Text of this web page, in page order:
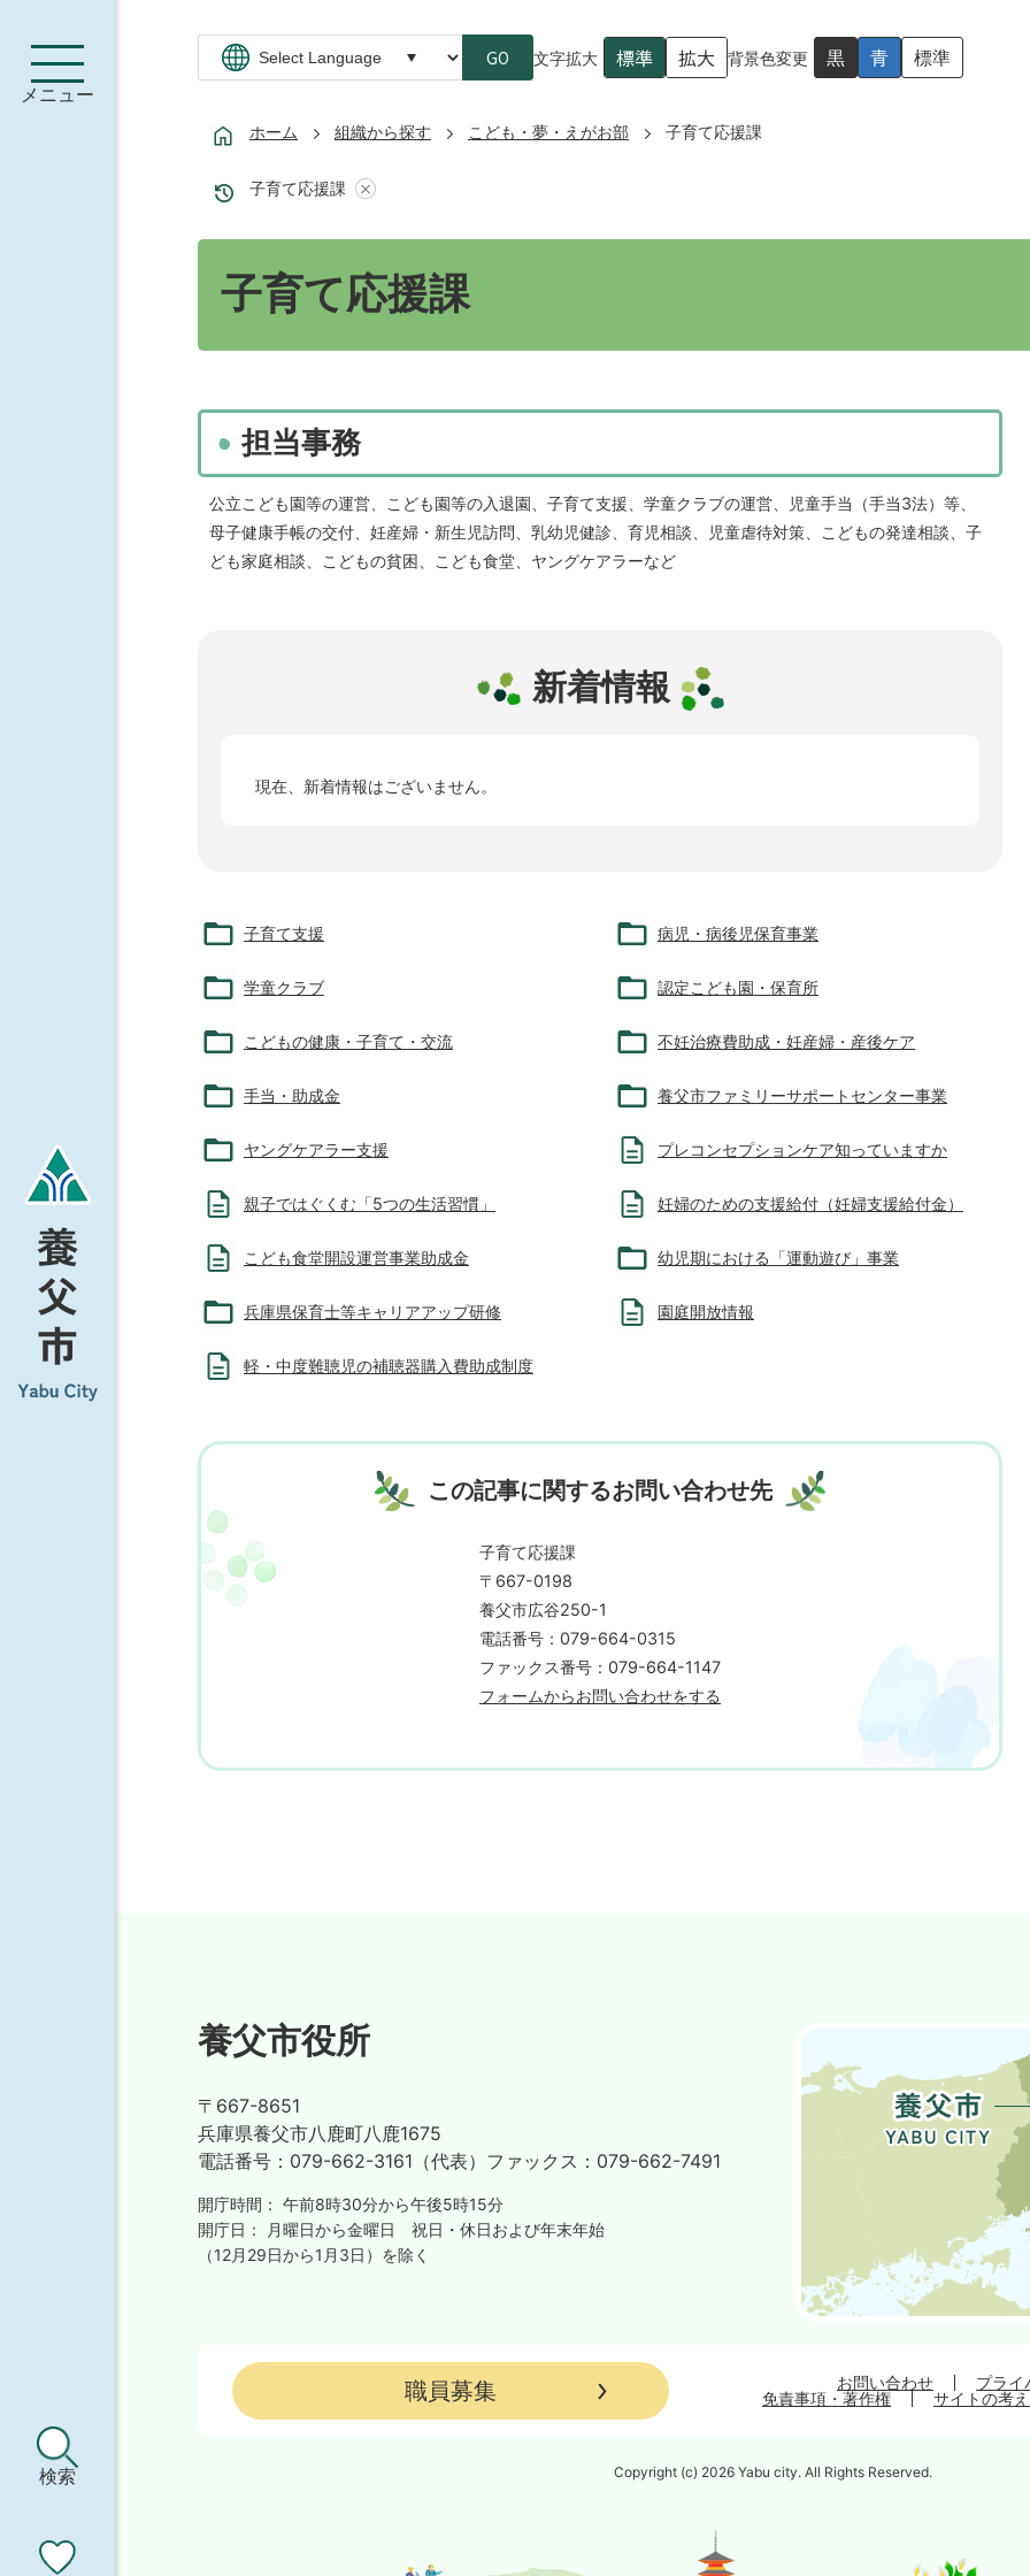
メニュー
検索
GO 文字拡大 標準 拡大 背景色変更 黒 青 標準
ホーム 組織から探す こども・夢・えがお部 子育て応援課
子育て応援課
子育て応援課
担当事務
公立こども園等の運営、こども園等の入退園、子育て支援、学童クラブの運営、児童手当（手当3法）等、
母子健康手帳の交付、妊産婦・新生児訪問、乳幼児健診、育児相談、児童虐待対策、こどもの発達相談、子
ども家庭相談、こどもの貧困、こども食堂、ヤングケアラーなど
新着情報
現在、新着情報はございません。
子育て支援 病児・病後児保育事業
学童クラブ 認定こども園・保育所
こどもの健康・子育て・交流 不妊治療費助成・妊産婦・産後ケア
手当・助成金 養父市ファミリーサポートセンター事業
ヤングケアラー支援 プレコンセプションケア知っていますか
親子ではぐくむ「5つの生活習慣」 妊婦のための支援給付（妊婦支援給付金）
こども食堂開設運営事業助成金 幼児期における「運動遊び」事業
兵庫県保育士等キャリアアップ研修 園庭開放情報
軽・中度難聴児の補聴器購入費助成制度
この記事に関するお問い合わせ先
子育て応援課
〒667-0198
養父市広谷250-1
電話番号：079-664-0315
ファックス番号：079-664-1147
フォームからお問い合わせをする
養父市役所
〒667-8651
兵庫県養父市八鹿町八鹿1675
電話番号： 079-662-3161（代表） ファックス： 079-662-7491
開庁時間： 午前8時30分から午後5時15分
開庁日：
月曜日から金曜日
祝日・休日および年末年始
（12月29日から1月3日）を除く
職員募集 お問い合わせ プライ
免責事項・著作権
サイトの考
Copyright (c) 2026 Yabu city. All Rights Reserved.